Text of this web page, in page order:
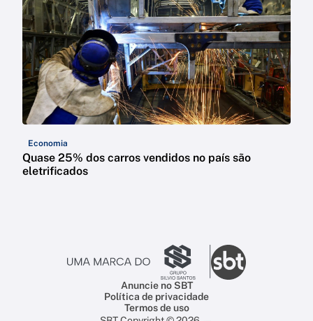
Economia
Quase 25% dos carros vendidos no país são
eletrificados
Anuncie no SBT
Política de privacidade
Termos de uso